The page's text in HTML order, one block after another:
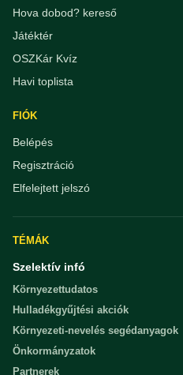
Hova dobod? kereső
Játéktér
OSZKár Kvíz
Havi toplista
FIÓK
Belépés
Regisztráció
Elfelejtett jelszó
TÉMÁK
Szelektív infó
Környezettudatos
Hulladékgyűjtési akciók
Környezeti-nevelés segédanyagok
Önkormányzatok
Partnerek